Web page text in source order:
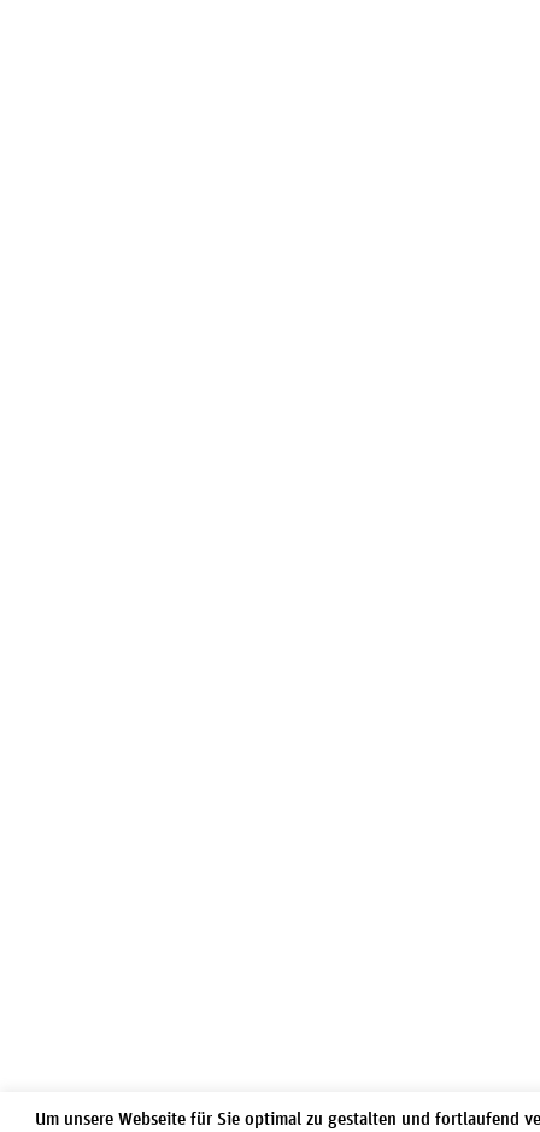
Um unsere Webseite für Sie optimal zu gestalten und fortlaufend